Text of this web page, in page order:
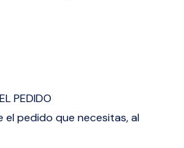
PEDIDO
el pedido que necesitas, al